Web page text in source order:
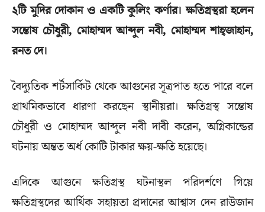
২টি মুদির দোকান ও একটি কুলিং কর্ণার। ক্ষতিগ্রস্থরা হলেন
সন্তোষ চৌধুরী, মোহাম্মদ আব্দুল নবী, মোহাম্মদ শাহ্জাহান,
রনত দে।
বৈদ্যুতিক শর্টসার্কিট থেকে আগুনের সূত্রপাত হতে পারে বলে
প্রাথমিকভাবে ধারণা করছেন স্থানীয়রা। ক্ষতিগ্রস্থ সন্তোষ
চৌধুরী ও মোহাম্মদ আব্দুল নবী দাবী করেন, অগ্নিকান্ডের
ঘটনায় অন্তত অর্ধ কোটি টাকার ক্ষয়-ক্ষতি হয়েছে।
এদিকে আগুনে ক্ষতিগ্রস্থ ঘটনাস্থল পরিদর্শণে গিয়ে
ক্ষতিগ্রস্থদের আর্থিক সহায়তা প্রদানের আশ্বাস দেন রাউজান